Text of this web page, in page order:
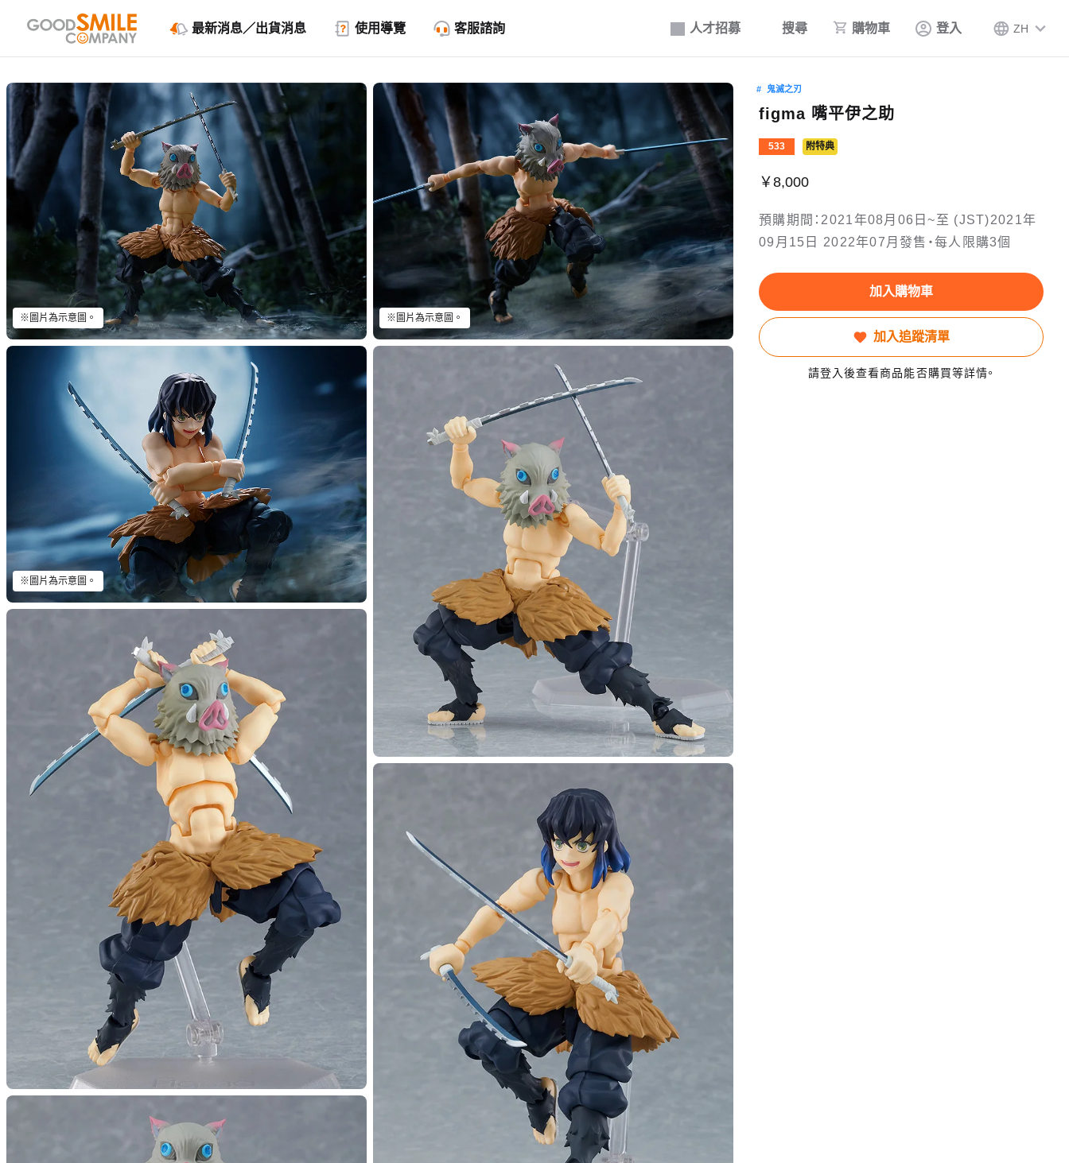
人才招募 搜尋 購物車 登入 ZH
最新消息／出貨消息 使用導覽 客服諮詢
※圖片為示意圖。 ※圖片為示意圖。
※圖片為示意圖。
鬼滅之刃
figma 嘴平伊之助
533 附特典
￥8,000
預購期間：2021年08月06日~至 (JST)2021年
09月15日 2022年07月發售・每人限購3個
加入購物車
加入追蹤清單
請登入後查看商品能否購買等詳情。